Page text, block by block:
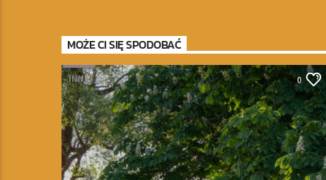
MOŻE CI SIĘ SPODOBAĆ
INNE 0